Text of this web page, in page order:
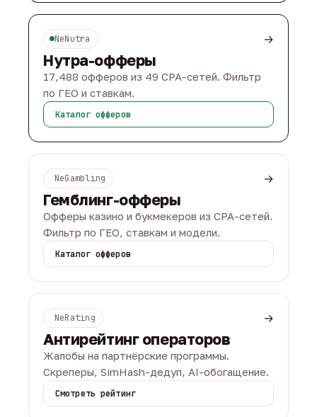
NeNutra →
Нутра-офферы
17,488 офферов из 49 CPA-сетей. Фильтр
по ГЕО и ставкам.
Каталог офферов
NeGambling →
Гемблинг-офферы
Офферы казино и букмекеров из CPA-сетей.
Фильтр по ГЕО, ставкам и модели.
Каталог офферов
NeRating →
Антирейтинг операторов
Жалобы на партнёрские программы.
Скреперы, SimHash-дедуп, AI-обогащение.
Смотреть рейтинг